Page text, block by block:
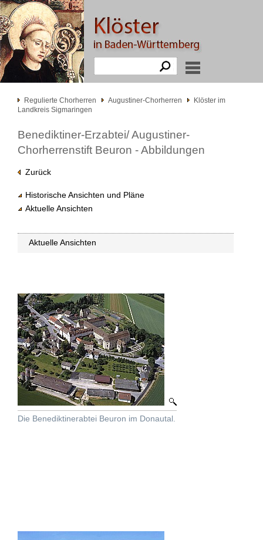
Regulierte Chorherren Augustiner-Chorherren
Klöster im
Landkreis Sigmaringen
Benediktiner-Erzabtei/ Augustiner-
Chorherrenstift Beuron - Abbildungen
Zurück
Historische Ansichten und Pläne
Aktuelle Ansichten
Aktuelle Ansichten
Die Benediktinerabtei Beuron im Donautal.